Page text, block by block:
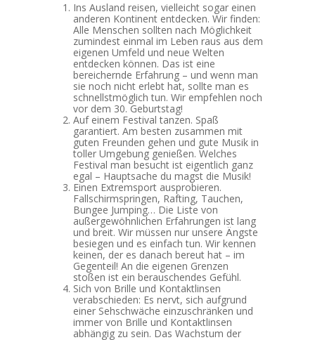
Ins Ausland reisen, vielleicht sogar einen
anderen Kontinent entdecken. Wir finden:
Alle Menschen sollten nach Möglichkeit
zumindest einmal im Leben raus aus dem
eigenen Umfeld und neue Welten
entdecken können. Das ist eine
bereichernde Erfahrung – und wenn man
sie noch nicht erlebt hat, sollte man es
schnellstmöglich tun. Wir empfehlen noch
vor dem 30. Geburtstag!
Auf einem Festival tanzen. Spaß
garantiert. Am besten zusammen mit
guten Freunden gehen und gute Musik in
toller Umgebung genießen. Welches
Festival man besucht ist eigentlich ganz
egal – Hauptsache du magst die Musik!
Einen Extremsport ausprobieren.
Fallschirmspringen, Rafting, Tauchen,
Bungee Jumping… Die Liste von
außergewöhnlichen Erfahrungen ist lang
und breit. Wir müssen nur unsere Ängste
besiegen und es einfach tun. Wir kennen
keinen, der es danach bereut hat – im
Gegenteil! An die eigenen Grenzen
stoßen ist ein berauschendes Gefühl.
Sich von Brille und Kontaktlinsen
verabschieden: Es nervt, sich aufgrund
einer Sehschwäche einzuschränken und
immer von Brille und Kontaktlinsen
abhängig zu sein. Das Wachstum der